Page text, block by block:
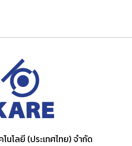
นโลยี (ประเทศไทย) จำกัด